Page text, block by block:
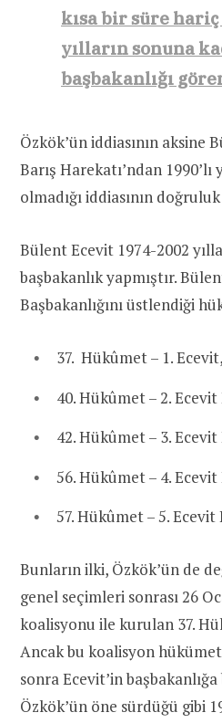
kısa bir süre hariç
yılların sonuna
başbakanlığı
Özkök’ün iddiasının aksine
Barış Harekatı’ndan
olmadığı iddiasının
Bülent Ecevit 1974-2002
başbakanlık yapmıştır.
Başbakanlığını üstlendiği
37. Hükûmet – 1.
40. Hükûmet – 2.
42. Hükûmet – 3.
56. Hükûmet – 4.
57. Hükûmet – 5.
Bunların ilki, Özkök’ün de
genel seçimleri sonrası 26
koalisyonu ile kurulan 37.
Ancak bu koalisyon
sonra Ecevit’in
Özkök’ün öne sürdüğü gibi